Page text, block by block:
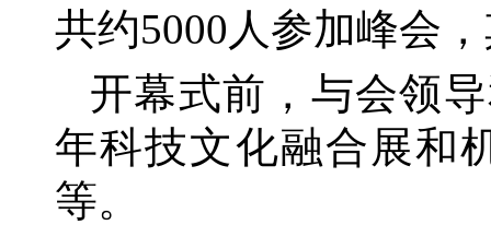
共约5000人参加峰会
开幕式前，与会领
年科技文化融合展和
等。